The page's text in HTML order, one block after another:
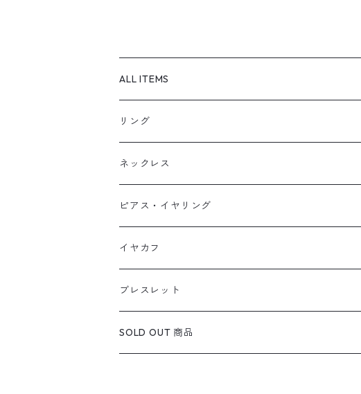
ALL ITEMS
リング
天然石1点ものリング【Gold】（在庫ありのみ絞込）
天然石1点ものリング【Silver】（在庫ありのみ絞込）
定番リング
ネックレス
天然石1点ものネックレス（在庫ありのみ絞込）
定番ネックレス
ピアス・イヤリング
天然石1点ものピアス（在庫ありのみ絞込）
定番ピアス/イヤリング
イヤカフ
ブレスレット
SOLD OUT 商品